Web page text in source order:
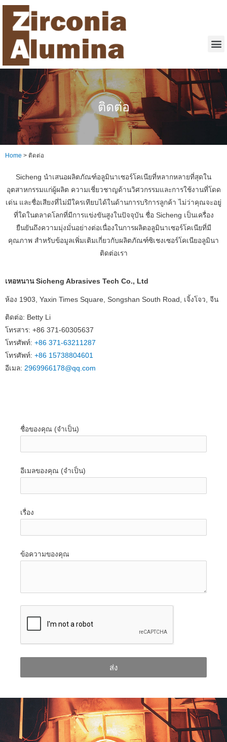
ติดต่อ
Home > ติดต่อ
Sicheng นำเสนอผลิตภัณฑ์อลูมินาเซอร์โคเนียที่หลากหลายที่สุดใน
อุตสาหกรรมแก่ผู้ผลิต ความเชี่ยวชาญด้านวิศวกรรมและการใช้งานที่โดด
เด่น และชื่อเสียงที่ไม่มีใครเทียบได้ในด้านการบริการลูกค้า ไม่ว่าคุณจะอยู่
ที่ใดในตลาดโลกที่มีการแข่งขันสูงในปัจจุบัน ชื่อ Sicheng เป็นเครื่อง
ยืนยันถึงความมุ่งมั่นอย่างต่อเนื่องในการผลิตอลูมินาเซอร์โคเนียที่มี
คุณภาพ สำหรับข้อมูลเพิ่มเติมเกี่ยวกับผลิตภัณฑ์ซิเชงเซอร์โคเนียอลูมินา
ติดต่อเรา
ชื่อของคุณ (จำเป็น)
อีเมลของคุณ (จำเป็น)
เรื่อง
ข้อความของคุณ
ส่ง
เหอหนาน Sicheng Abrasives Tech Co., Ltd
ห้อง 1903, Yaxin Times Square, Songshan South Road, เจิ้งโจว, จีน
ติดต่อ: Betty Li
โทรสาร: +86 371-60305637
โทรศัพท์: +86 371-63211287
โทรศัพท์: +86 15738804601
อีเมล: 2969966178@qq.com